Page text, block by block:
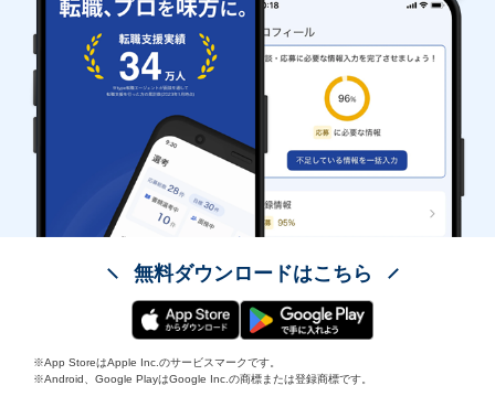
無料ダウンロードはこちら
※App StoreはApple Inc.のサービスマークです。
※Android、Google PlayはGoogle Inc.の商標または登録商標です。